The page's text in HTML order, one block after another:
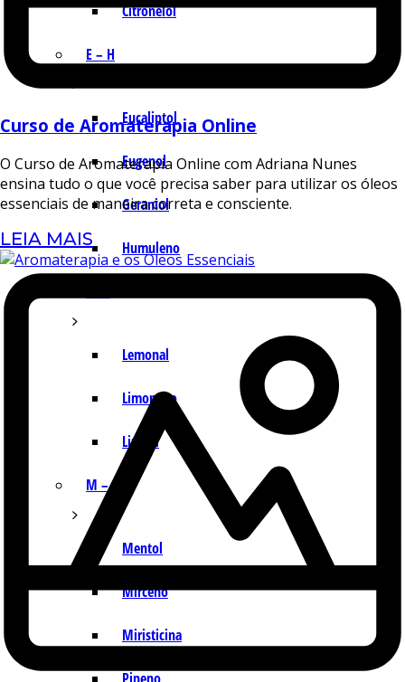
Citronelol
E – H
Eucaliptol
Eugenol
Geraniol
Humuleno
Lemonal
Limoneno
Linalol
M – P
Mentol
Mirceno
Miristicina
Curso de Aromaterapia Online
O Curso de Aromaterapia Online com Adriana Nunes
ensina tudo o que você precisa saber para utilizar os óleos
essenciais de maneira correta e consciente.
LEIA MAIS